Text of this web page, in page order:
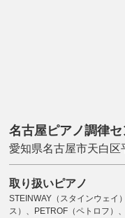
名古屋ピアノ調律
愛知県名古屋市天白
取り扱いピアノ
STEINWAY（スタインウェイ
ス）、PETROF（ペトロフ）